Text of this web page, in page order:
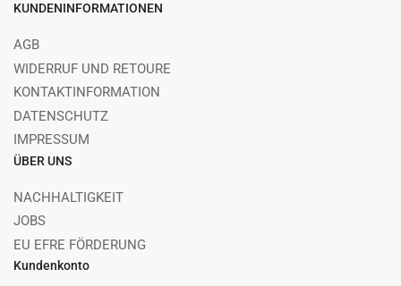
KUNDENINFORMATIONEN
AGB
WIDERRUF UND RETOURE
KONTAKTINFORMATION
DATENSCHUTZ
IMPRESSUM
ÜBER UNS
NACHHALTIGKEIT
JOBS
EU EFRE FÖRDERUNG
Kundenkonto